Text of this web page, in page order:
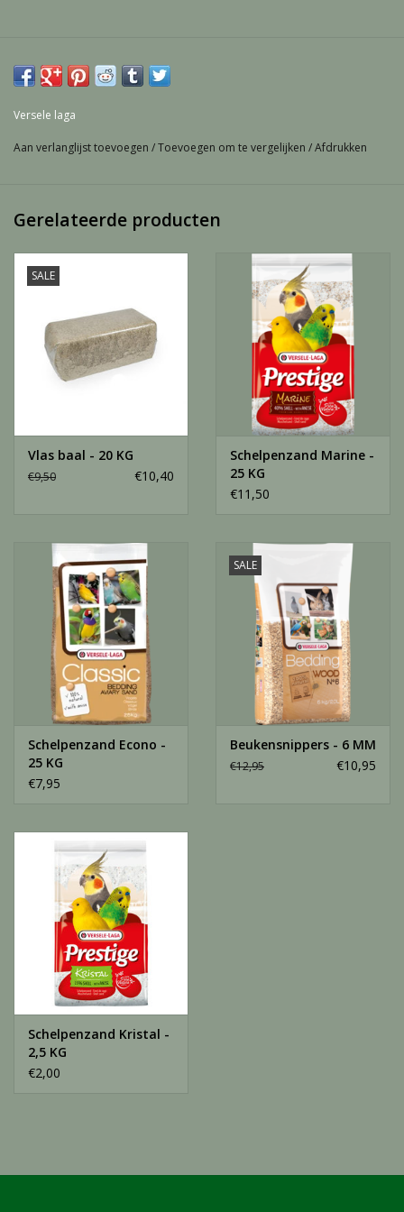
Versele laga
Aan verlanglijst toevoegen /Toevoegen om te vergelijken /Afdrukken
Gerelateerde producten
SALE
Vlas baal - 20 KG
€9,50 €10,40
Schelpenzand Marine -
25 KG
€11,50
Schelpenzand Econo -
25 KG
€7,95
SALE
Beukensnippers - 6 MM
€12,95 €10,95
Schelpenzand Kristal -
2,5 KG
€2,00